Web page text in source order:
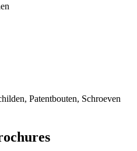
, Patentbouten, Schroeven